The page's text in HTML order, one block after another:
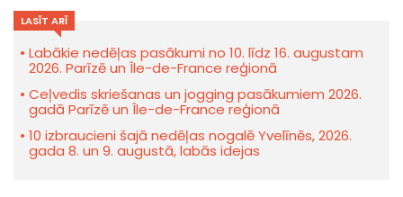
LASĪT ARĪ
Labākie nedēļas pasākumi no 10. līdz 16. augustam
2026. Parīzē un Île-de-France reģionā
Ceļvedis skriešanas un jogging pasākumiem 2026.
gadā Parīzē un Île-de-France reģionā
10 izbraucieni šajā nedēļas nogalē Yvelīnēs, 2026.
gada 8. un 9. augustā, labās idejas